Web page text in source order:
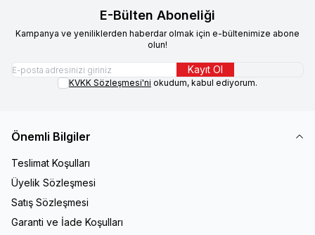
E-Bülten Aboneliği
Kampanya ve yeniliklerden haberdar olmak için e-bültenimize abone
olun!
Kayıt Ol
KVKK Sözleşmesi'ni okudum, kabul ediyorum.
Önemli Bilgiler
Teslimat Koşulları
Üyelik Sözleşmesi
Satış Sözleşmesi
Garanti ve İade Koşulları